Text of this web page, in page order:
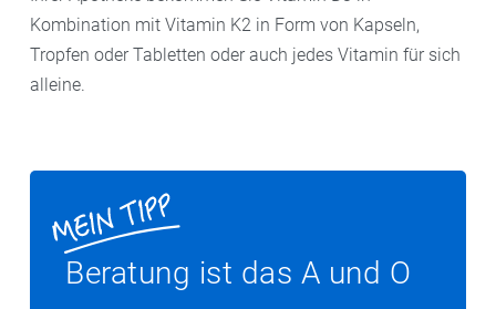
Kombination mit Vitamin K2 in Form von Kapseln,
Tropfen oder Tabletten oder auch jedes Vitamin für sich
alleine.
Beratung ist das A und O